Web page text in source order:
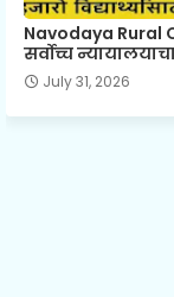
Navodaya Rural
सर्वोच्च
July 31, 2026